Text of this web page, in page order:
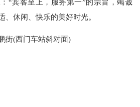
“宾客至上，服务第一”的宗旨，竭诚
、休闲、快乐的美好时光。
街(西门车站斜对面)